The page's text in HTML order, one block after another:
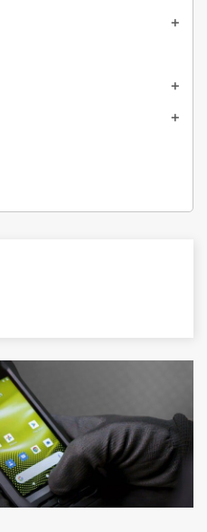
add
add
add